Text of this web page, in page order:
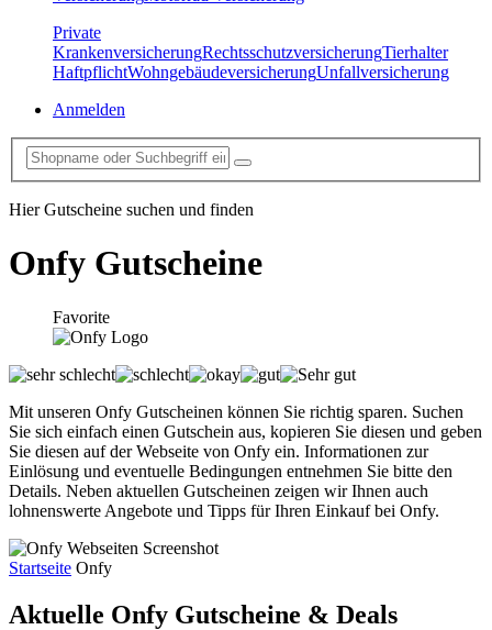
Private
KrankenversicherungRechtsschutzversicherungTierhalter
HaftpflichtWohngebäudeversicherungUnfallversicherung
Anmelden
Hier Gutscheine suchen und finden
Onfy Gutscheine
Favorite
Mit unseren Onfy Gutscheinen können Sie richtig sparen. Suchen
Sie sich einfach einen Gutschein aus, kopieren Sie diesen und geben
Sie diesen auf der Webseite von Onfy ein. Informationen zur
Einlösung und eventuelle Bedingungen entnehmen Sie bitte den
Details. Neben aktuellen Gutscheinen zeigen wir Ihnen auch
lohnenswerte Angebote und Tipps für Ihren Einkauf bei Onfy.
Startseite Onfy
Aktuelle Onfy Gutscheine & Deals